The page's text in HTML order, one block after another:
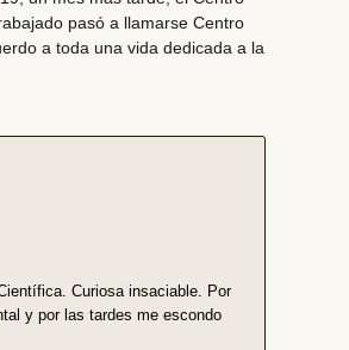
pasó a llamarse Centro
a toda una vida dedicada a la
Curiosa insaciable. Por
y por las tardes me escondo